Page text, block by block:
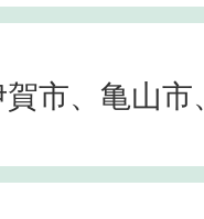
市、亀山市